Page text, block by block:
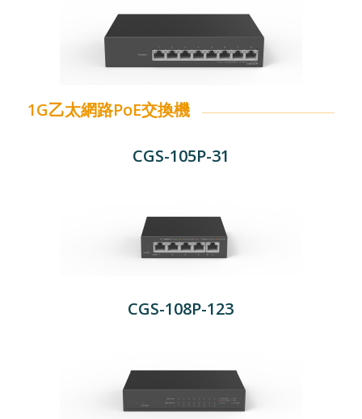
1G乙太網路PoE交換機
CGS-105P-31
CGS-108P-123